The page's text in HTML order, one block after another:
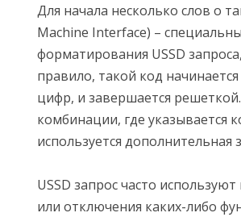
Для начала несколько слов о
Machine Interface) –
форматирования USSD
правило, такой код
цифр, и завершается
комбинации, где указывается
используется
USSD запрос часто
или отключения каких-либо